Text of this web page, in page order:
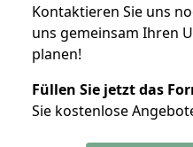
Kontaktieren Sie uns
uns gemeinsam Ihren
planen!
Füllen Sie jetzt das
Sie kostenlose